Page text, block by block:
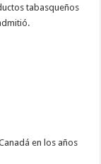
tabasqueños
ó.
á en los años